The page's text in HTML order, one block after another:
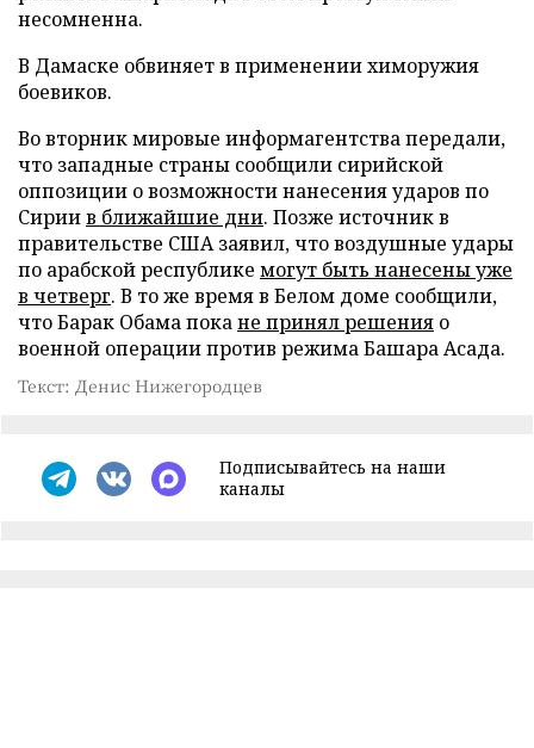
несомненна.
В Дамаске обвиняет в применении химоружия
боевиков.
Во вторник мировые информагентства передали,
что западные страны сообщили сирийской
оппозиции о возможности нанесения ударов по
Сириив ближайшие дни. Позже источник в
правительстве США заявил, что воздушные удары
по арабской республике могут быть нанесены уже
в четверг. В то же время в Белом доме сообщили,
что Барак Обама покане принял решения о
военной операции против режима Башара Асада.
Текст: Денис Нижегородцев
Подписывайтесь на наши
каналы